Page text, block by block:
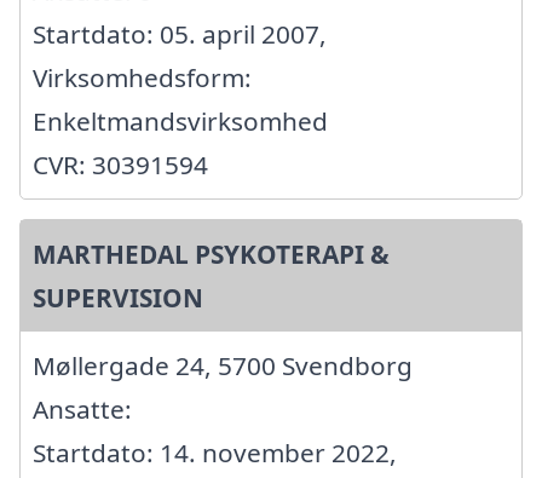
Startdato: 05. april 2007,
Virksomhedsform:
Enkeltmandsvirksomhed
CVR: 30391594
MARTHEDAL PSYKOTERAPI &
SUPERVISION
Møllergade 24, 5700 Svendborg
Ansatte:
Startdato: 14. november 2022,